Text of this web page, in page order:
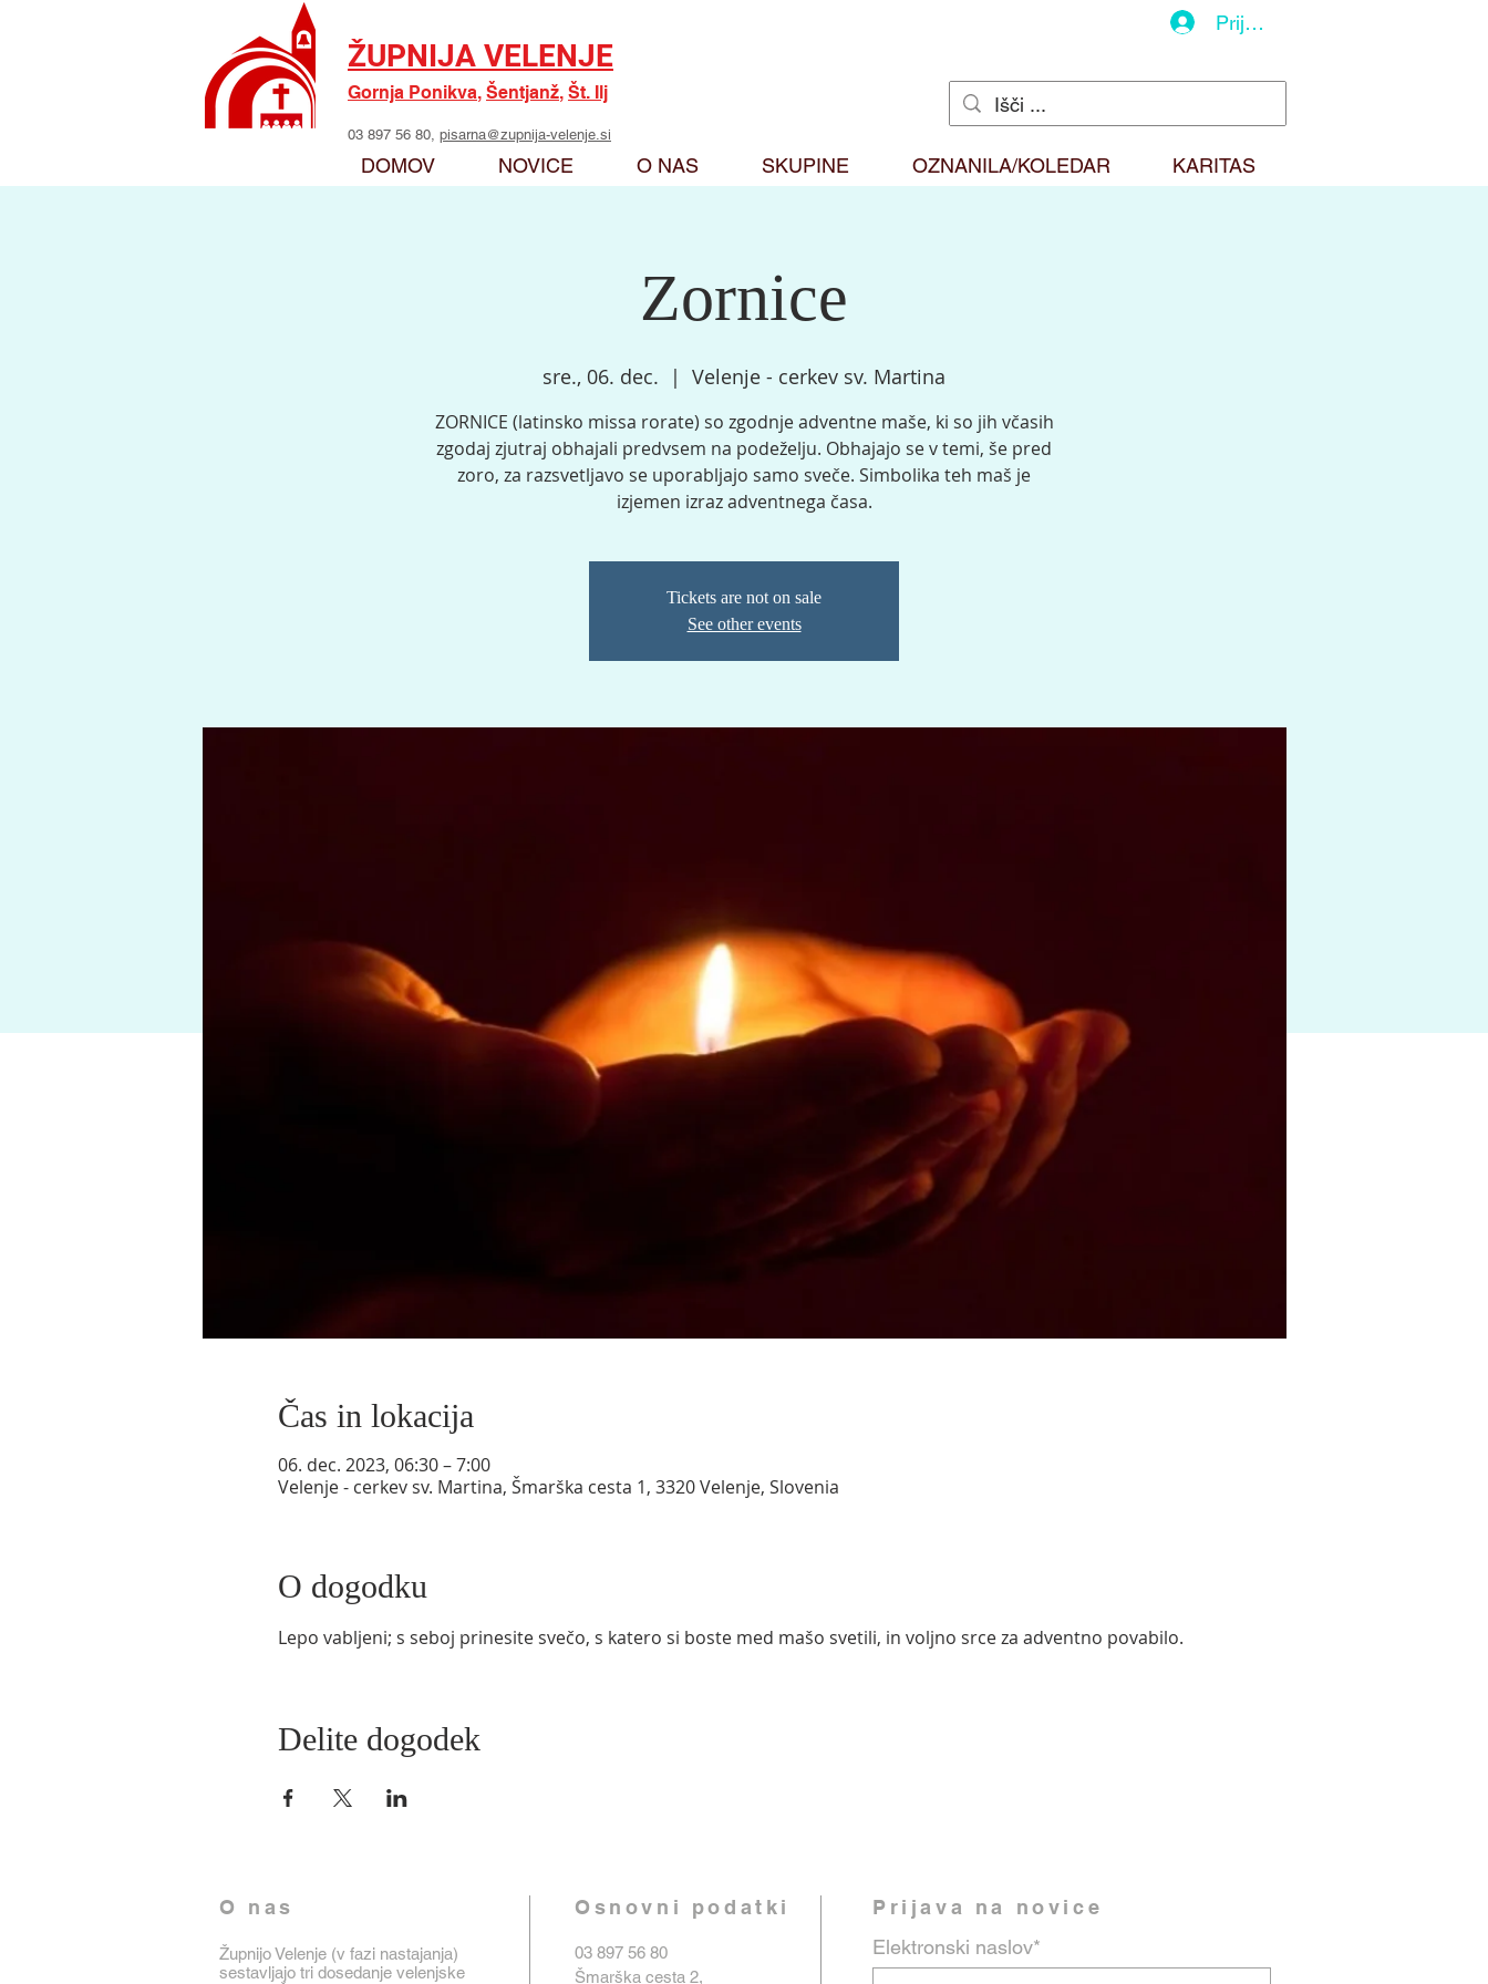
ŽUPNIJA VELENJE
Gornja Ponikva, Šentjanž, Št. Ilj
03 897 56 80, pisarna@zupnija-velenje.si
Prijava
DOMOV NOVICE O NAS SKUPINE OZNANILA/KOLEDAR KARITAS
Zornice
sre., 06. dec.
  |
Velenje - cerkev sv. Martina
ZORNICE (latinsko missa rorate) so zgodnje adventne maše, ki so jih včasih
zgodaj zjutraj obhajali predvsem na podeželju. Obhajajo se v temi, še pred
zoro, za razsvetljavo se uporabljajo samo sveče. Simbolika teh maš je
izjemen izraz adventnega časa.
Tickets are not on sale
See other events
Čas in lokacija
06. dec. 2023, 06:30 – 7:00
Velenje - cerkev sv. Martina, Šmarška cesta 1, 3320 Velenje, Slovenia
O dogodku
Lepo vabljeni; s seboj prinesite svečo, s katero si boste med mašo svetili, in voljno srce za adventno povabilo.
Delite dogodek
O nas
Župnijo Velenje (v fazi nastajanja)
sestavljajo tri dosedanje velenjske
Osnovni podatki
03 897 56 80
Šmarška cesta 2,
Prijava na novice
Elektronski naslov*